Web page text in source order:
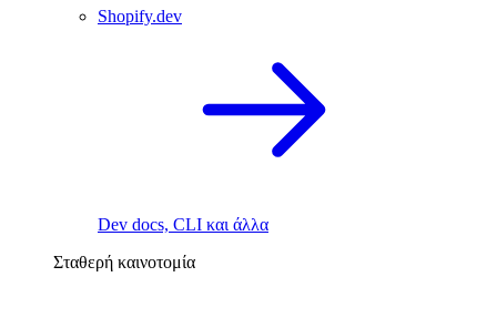
Shopify.dev
Dev docs, CLI και άλλα
Σταθερή καινοτομία